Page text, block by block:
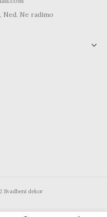
Ned. Ne radimo
Svadbeni dekor